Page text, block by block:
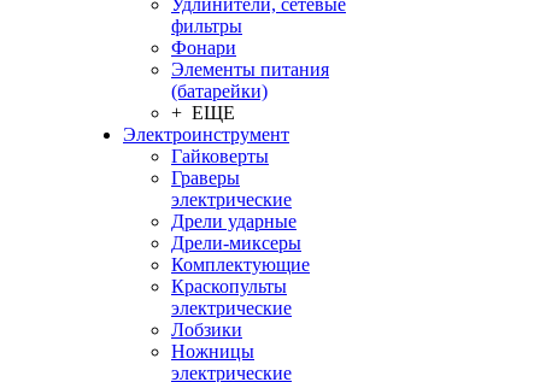
Удлинители, сетевые
фильтры
Фонари
Элементы питания
(батарейки)
+ ЕЩЕ
Электроинструмент
Гайковерты
Граверы
электрические
Дрели ударные
Дрели-миксеры
Комплектующие
Краскопульты
электрические
Лобзики
Ножницы
электрические